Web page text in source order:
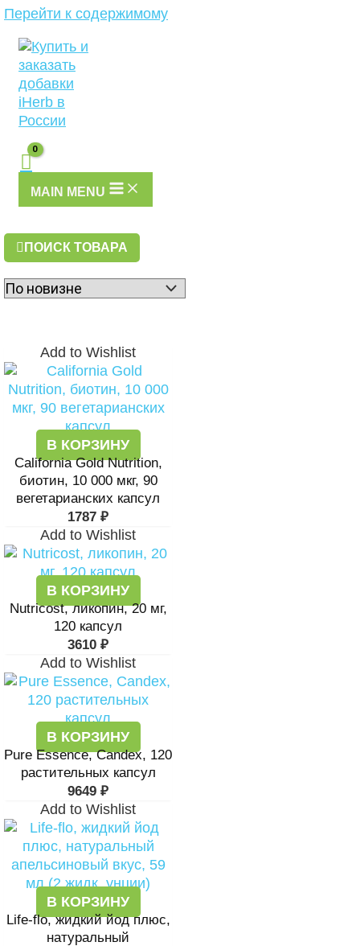
Перейти к содержимому
MAIN MENU
ПОИСК ТОВАРА
Add to Wishlist
В КОРЗИНУ
California Gold Nutrition,
биотин, 10 000 мкг, 90
вегетарианских капсул
1787 ₽
Add to Wishlist
В КОРЗИНУ
Nutricost, ликопин, 20 мг,
120 капсул
3610 ₽
Add to Wishlist
В КОРЗИНУ
Pure Essence, Candex, 120
растительных капсул
9649 ₽
Add to Wishlist
В КОРЗИНУ
Life-flo, жидкий йод плюс,
натуральный